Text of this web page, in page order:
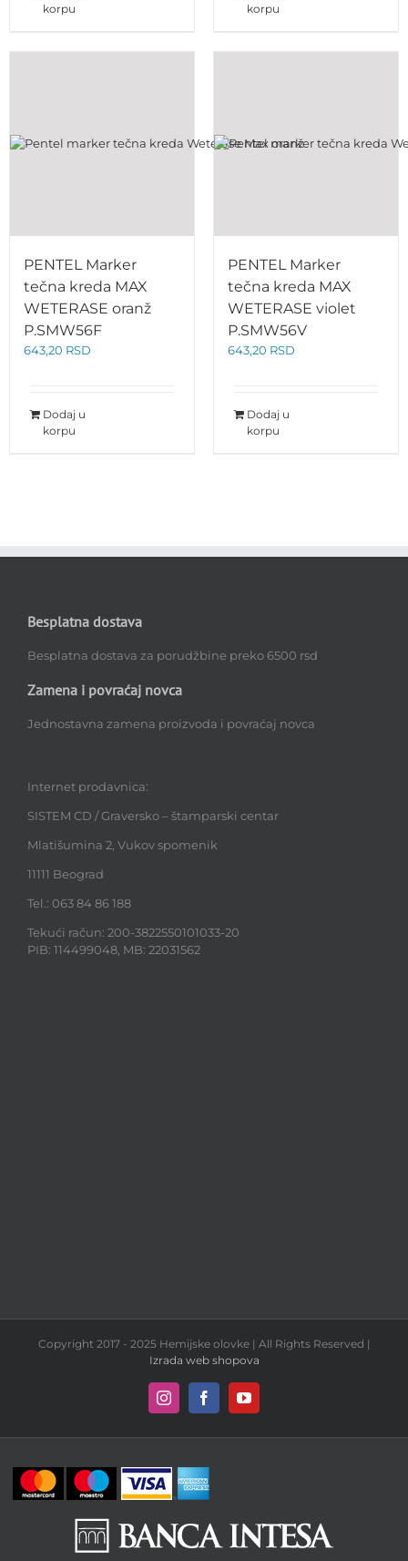
korpu
korpu
PENTEL Marker
tečna kreda MAX
WETERASE oranž
P.SMW56F
643,20 RSD
Dodaj u
korpu
PENTEL Marker
tečna kreda MAX
WETERASE violet
P.SMW56V
643,20 RSD
Dodaj u
korpu
Besplatna dostava
Besplatna dostava za porudžbine preko 6500 rsd
Zamena i povraćaj novca
Jednostavna zamena proizvoda i povraćaj novca
Internet prodavnica:
SISTEM CD / Graversko – štamparski centar
Mlatišumina 2, Vukov spomenik
11111 Beograd
Tel.: 063 84 86 188
Tekući račun: 200-3822550101033-20
PIB: 114499048, MB: 22031562
Copyright 2017 - 2025 Hemijske olovke | All Rights Reserved |
Izrada web shopova
InstagramFacebookYouTube